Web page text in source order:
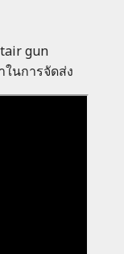
gun
ในการจัดส่ง